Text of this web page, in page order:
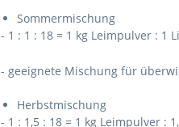
Sommermischung
- 1 : 1 : 18 = 1 kg Leimpulver : 1
- geeignete Mischung für
Herbstmischung
- 1 : 1,5 : 18 = 1 kg Leimpulver :